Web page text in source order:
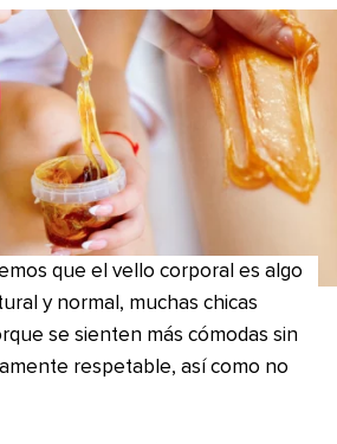
que el vello corporal es algo
y normal, muchas chicas
se sienten más cómodas sin
respetable, así como no